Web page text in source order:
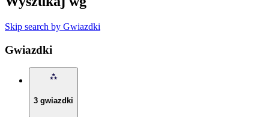
Skip search by Gwiazdki
Gwiazdki
3 gwiazdki